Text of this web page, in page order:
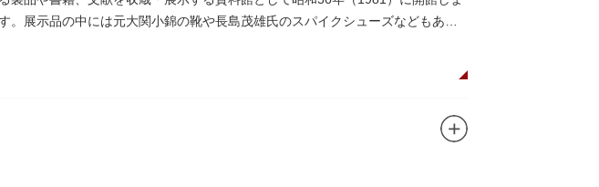
展示品の中には元大関小錦の靴や長島茂雄氏のスパイクシューズなどもあり